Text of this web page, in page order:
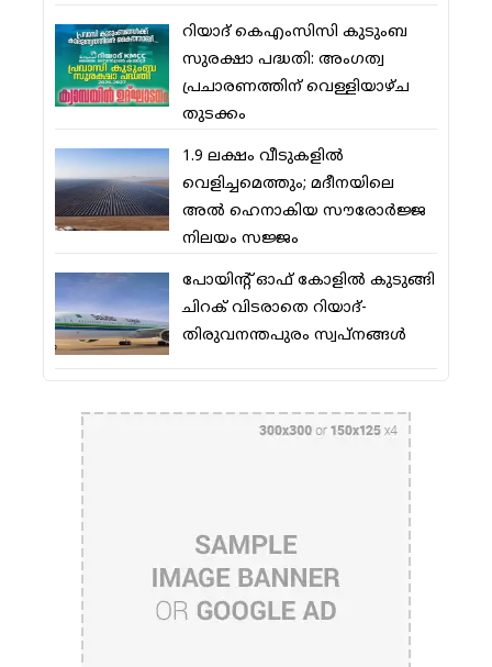
റിയാദ് കെഎംസിസി കുടുംബ
സുരക്ഷാ പദ്ധതി: അംഗത്വ
പ്രചാരണത്തിന് വെള്ളിയാഴ്ച
തുടക്കം
1.9 ലക്ഷം വീടുകളില്‍
വെളിച്ചമെത്തും; മദീനയിലെ
അല്‍ ഹെനാകിയ സൗരോര്‍ജ്ജ
നിലയം സജ്ജം
പോയിന്റ് ഓഫ് കോളില്‍ കുടുങ്ങി
ചിറക് വിടരാതെ റിയാദ്-
തിരുവനന്തപുരം സ്വപ്നങ്ങള്‍